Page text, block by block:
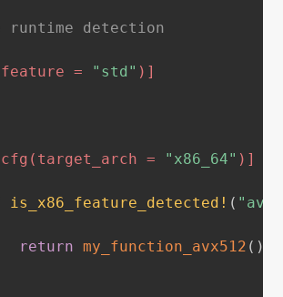
runtime detection
= "std" )]
= "x86_64" )]
is_x86_feature_detected! (
return my_function_avx512 ( )